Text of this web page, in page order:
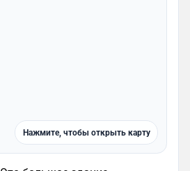
Нажмите, чтобы открыть карту